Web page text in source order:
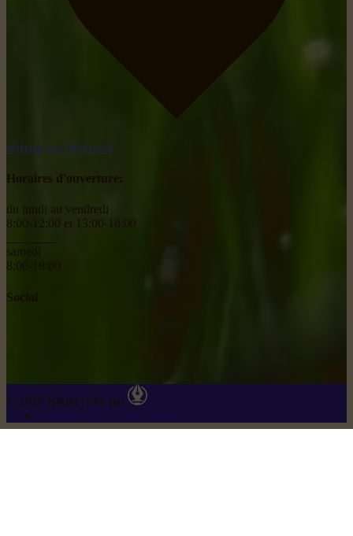
obtenir un itinéraire
Horaires d'ouverture:
du lundi au vendredi
8:00-12:00 et 13:00-18:00
samedi
8:00-18:00
Social
© 2026 Rikiki | Site par